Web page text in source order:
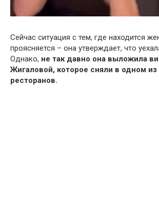
Сейчас ситуация с тем, где находится
проясняется – она утверждает, что
Однако, не так давно она выложила
Жигаловой, которое сняли в одном
ресторанов.